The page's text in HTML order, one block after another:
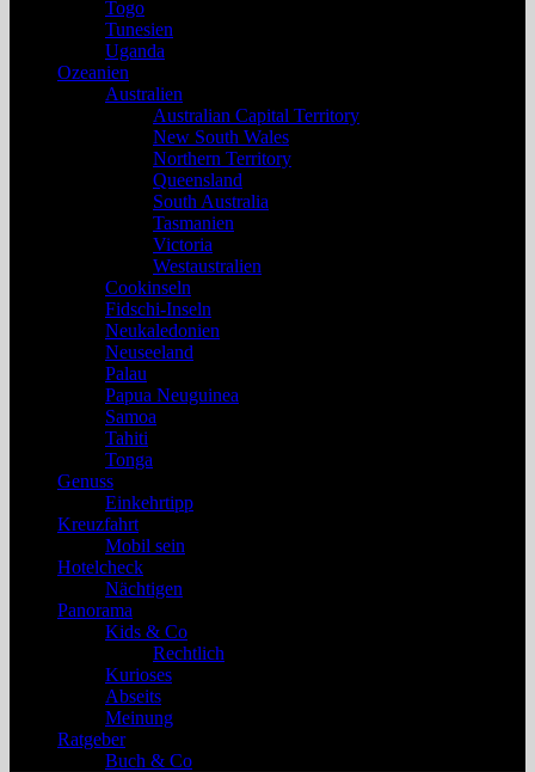
Togo
Tunesien
Uganda
Ozeanien
Australien
Australian Capital Territory
New South Wales
Northern Territory
Queensland
South Australia
Tasmanien
Victoria
Westaustralien
Cookinseln
Fidschi-Inseln
Neukaledonien
Neuseeland
Palau
Papua Neuguinea
Samoa
Tahiti
Tonga
Genuss
Einkehrtipp
Kreuzfahrt
Mobil sein
Hotelcheck
Nächtigen
Panorama
Kids & Co
Rechtlich
Kurioses
Abseits
Meinung
Ratgeber
Buch & Co